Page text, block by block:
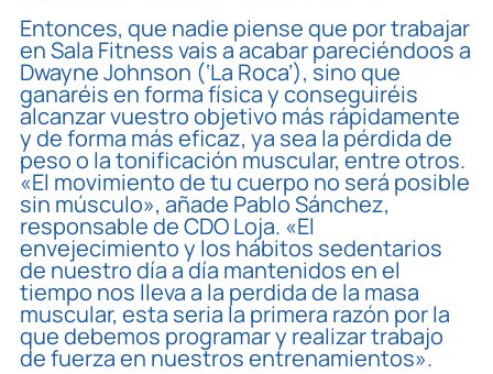
Entonces, que nadie piense que por trabajar
en Sala Fitness vais a acabar pareciéndoos a
Dwayne Johnson (‘La Roca’), sino que
ganaréis en forma física y conseguiréis
alcanzar vuestro objetivo más rápidamente
y de forma más eficaz, ya sea la pérdida de
peso o la tonificación muscular, entre otros.
«El movimiento de tu cuerpo no será posible
sin músculo», añade Pablo Sánchez,
responsable de CDO Loja. «El
envejecimiento y los hábitos sedentarios
de nuestro día a día mantenidos en el
tiempo nos lleva a la perdida de la masa
muscular, esta seria la primera razón por la
que debemos programar y realizar trabajo
de fuerza en nuestros entrenamientos».